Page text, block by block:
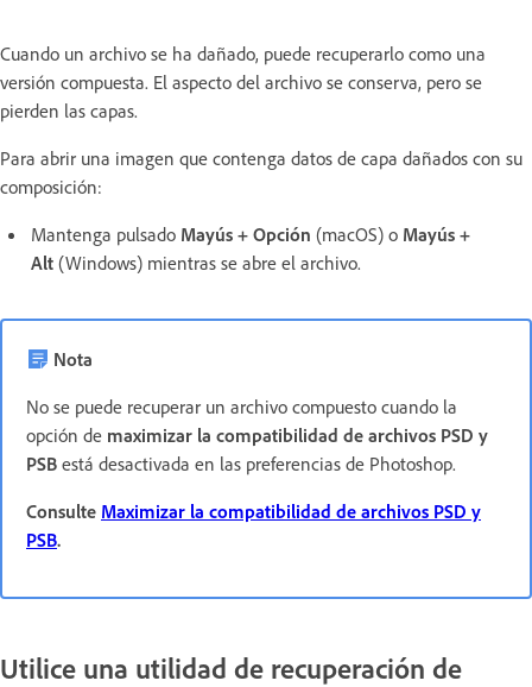
Cuando un archivo se ha dañado, puede recuperarlo como una
versión compuesta. El aspecto del archivo se conserva, pero se
pierden las capas.
Para abrir una imagen que contenga datos de capa dañados con su
composición:
Mantenga pulsado Mayús + Opción (macOS) o Mayús +
Alt (Windows) mientras se abre el archivo.
Nota
No se puede recuperar un archivo compuesto cuando la
opción de maximizar la compatibilidad de archivos PSD y
PSB está desactivada en las preferencias de Photoshop.
Consulte Maximizar la compatibilidad de archivos PSD y
PSB.
Utilice una utilidad de recuperación de